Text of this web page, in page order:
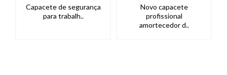
Capacete de segurança
para trabalh..
Novo capacete
profissional
amortecedor d..